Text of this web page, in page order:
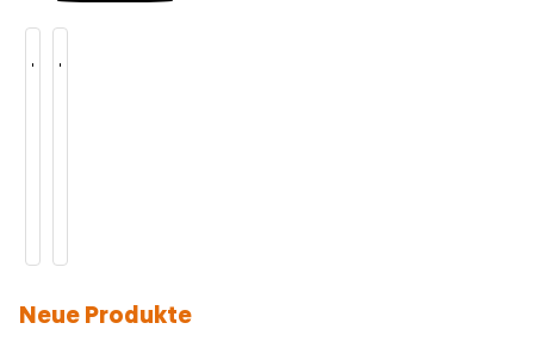
Neue Produkte